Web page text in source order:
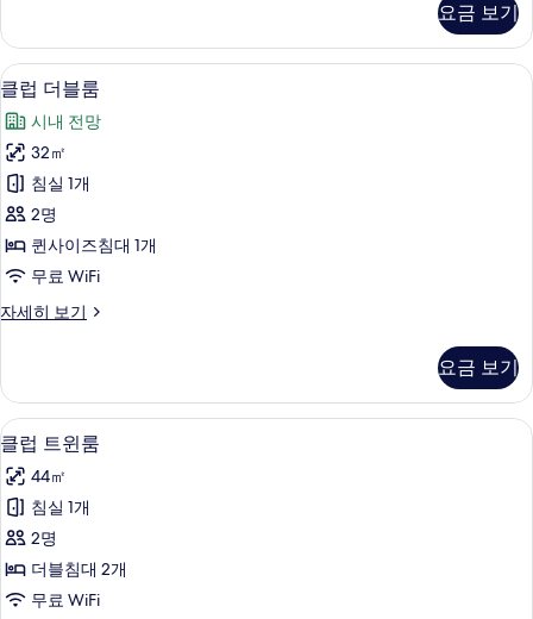
보
기
윈
룸
자
히
보
기
요금 보기
클
럽
더
블
룸
사
진
두
기
클럽 더블룸 | 오리/거위털 이불, 무료
16
클럽 더블룸
시내 전망
32㎡
침실 1개
2명
퀸사이즈침대 1개
무료 WiFi
자세히 보기
클
룸
자
세
보
기
요금 보기
클
럽
트
윈
룸
사
클럽 트윈룸 | 오리/거위털 이불, 무료
16
클럽 트윈룸
44㎡
침실 1개
2명
더블침대 2개
무료 WiFi